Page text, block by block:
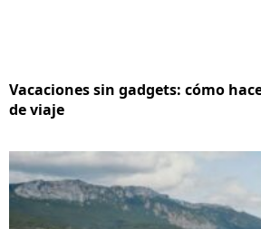
Vacaciones sin gadgets: cómo
de viaje